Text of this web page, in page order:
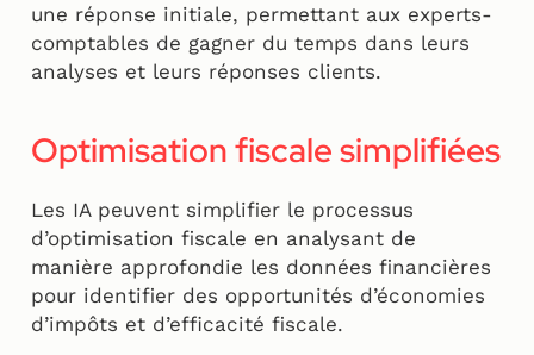
une réponse initiale, permettant aux experts-
comptables de gagner du temps dans leurs
analyses et leurs réponses clients.
Optimisation fiscale simplifiées
Les IA peuvent simplifier le processus
d’optimisation fiscale en analysant de
manière approfondie les données financières
pour identifier des opportunités d’économies
d’impôts et d’efficacité fiscale.